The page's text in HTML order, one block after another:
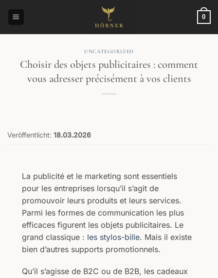
0
UNCATEGORIZED
Choisir des objets publicitaires : comment
vous adresser précisément à vos clients
Veröffentlicht: 18.03.2026
La publicité et le marketing sont essentiels
pour les entreprises lorsqu’il s’agit de
promouvoir leurs produits et leurs services.
Parmi les formes de communication les plus
efficaces figurent les objets publicitaires. Le
grand classique : les stylos-bille. Mais il existe
bien d’autres supports promotionnels.
Qu’il s’agisse de B2C ou de B2B, les cadeaux